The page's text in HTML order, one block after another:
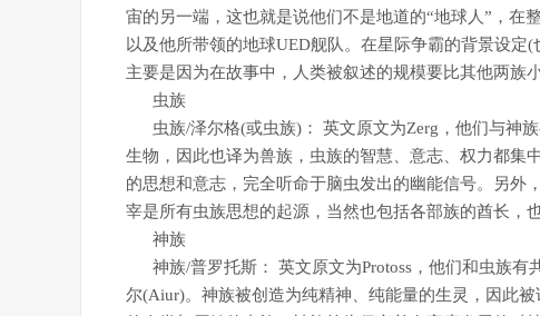
宙的另一端，这也就是说他们不是地道的“地球人”，在
以及他所带领的地球UED舰队。在星际争霸的背景设
主要是因为在故事中，人类被叙述的规模要比其他两族小
虫族
虫族/泽尔格(或虫族)： 英文原文为Zerg，他们与神
生物，因此也译为兽族，虫族的智慧、意志、权力都集
的思想和意志，完全听命于脑虫发出的幽能信号。另外
宰是所有虫族思想的起源，当然也包括各部族的酋长，
神族
神族/普罗托斯： 英文原文为Protoss，他们和虫族有
尔(Aiur)。神族被创造为纯精神、纯能量的生灵，因此